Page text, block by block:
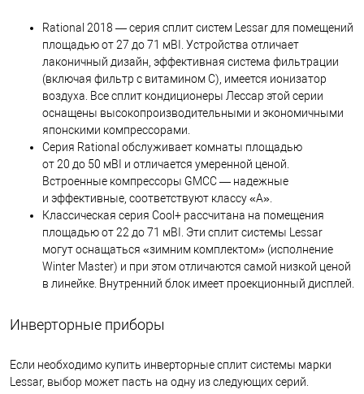
Rational 2018 — серия сплит систем Lessar для помещений
площадью от 27 до 71 мВІ. Устройства отличает
лаконичный дизайн, эффективная система фильтрации
(включая фильтр с витамином С), имеется ионизатор
воздуха. Все сплит кондиционеры Лессар этой серии
оснащены высокопроизводительными и экономичными
японскими компрессорами.
Серия Rational обслуживает комнаты площадью
от 20 до 50 мВІ и отличается умеренной ценой.
Встроенные компрессоры GMCC — надежные
и эффективные, соответствуют классу «А».
Классическая серия Cool+ рассчитана на помещения
площадью от 22 до 71 мВІ. Эти сплит системы Lessar
могут оснащаться «зимним комплектом» (исполнение
Winter Master) и при этом отличаются самой низкой ценой
в линейке. Внутренний блок имеет проекционный дисплей.
Инверторные приборы
Если необходимо купить инверторные сплит системы марки
Lessar, выбор может пасть на одну из следующих серий.